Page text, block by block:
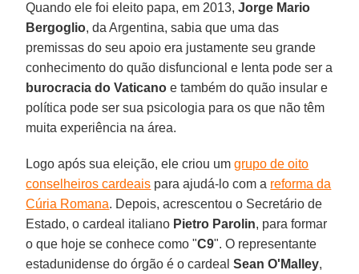
Quando ele foi eleito papa, em 2013,Jorge Mario
Bergoglio, da Argentina, sabia que uma das
premissas do seu apoio era justamente seu grande
conhecimento do quão disfuncional e lenta pode ser a
burocracia do Vaticano e também do quão insular e
política pode ser sua psicologia para os que não têm
muita experiência na área.
Logo após sua eleição, ele criou umgrupo de oito
conselheiros cardeais para ajudá-lo com a reforma da
Cúria Romana. Depois, acrescentou o Secretário de
Estado, o cardeal italiano Pietro Parolin, para formar
o que hoje se conhece como "C9". O representante
estadunidense do órgão é o cardeal Sean O'Malley,